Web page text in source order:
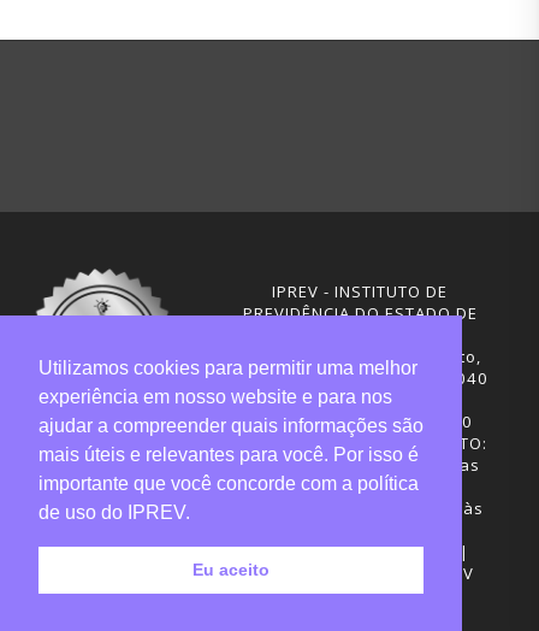
IPREV - INSTITUTO DE
PREVIDÊNCIA DO ESTADO DE
Rua Visconde de Ouro Preto,
291 – Centro - CEP: 88020-040
Florianópolis - SC
Telefones: (48) 3665-4600
HORÁRIO DE FUNCIONAMENTO:
Central de Atendimento: das
12h30 às 18h
Sede administrativa: 7h30 às
Desenvolvimento: CIASC |
Gestão do conteúdo: IPREV
Utilizamos cookies para permitir uma melhor
experiência em nosso website e para nos
ajudar a compreender quais informações são
mais úteis e relevantes para você. Por isso é
importante que você concorde com a política
de uso do IPREV.
Eu aceito